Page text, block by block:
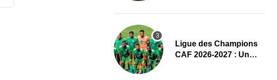
préliminaires
Ligue des Champions
CAF 2026-2027 : Un